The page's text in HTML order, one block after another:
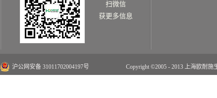
扫微信
获更多信息
沪公网安备 31011702004197号 Copyright ©2005 - 2013 上海欧耐施